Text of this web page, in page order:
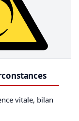
vitale, bilan